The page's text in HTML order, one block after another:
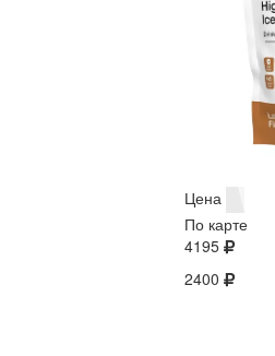
Цена
По карте
4195
2400